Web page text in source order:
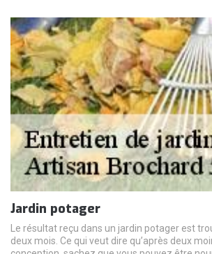
Jardin potager
Le résultat reçu dans un jardin potager est
deux mois. Ce qui veut dire qu’après deux